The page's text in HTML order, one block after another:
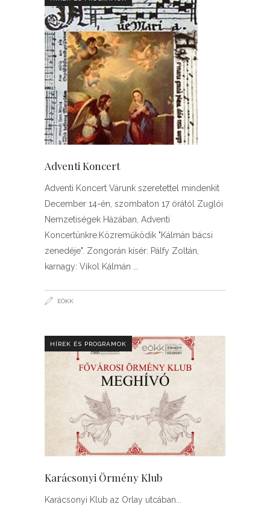
Adventi Koncert
Adventi Koncert Várunk szeretettel mindenkit
December 14-én, szombaton 17 órától Zuglói
Nemzetiségek Házában, Adventi
Koncertünkre.Közreműködik "Kálmán bácsi
zenedéje". Zongorán kísér: Pálfy Zoltán,
karnagy: Vikol Kálmán
EÖKK
HÍREK ÉS PROGRAMOK
Karácsonyi Örmény Klub
Karácsonyi Klub az Orlay utcában